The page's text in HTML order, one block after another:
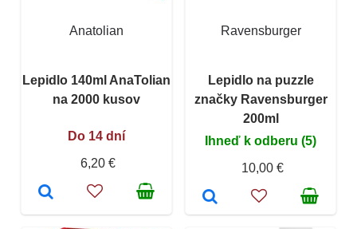
Anatolian
Lepidlo 140ml AnaTolian
na 2000 kusov
Do 14 dní
6,20 €
Ravensburger
Lepidlo na puzzle
značky Ravensburger
200ml
Ihneď k odberu (5)
10,00 €